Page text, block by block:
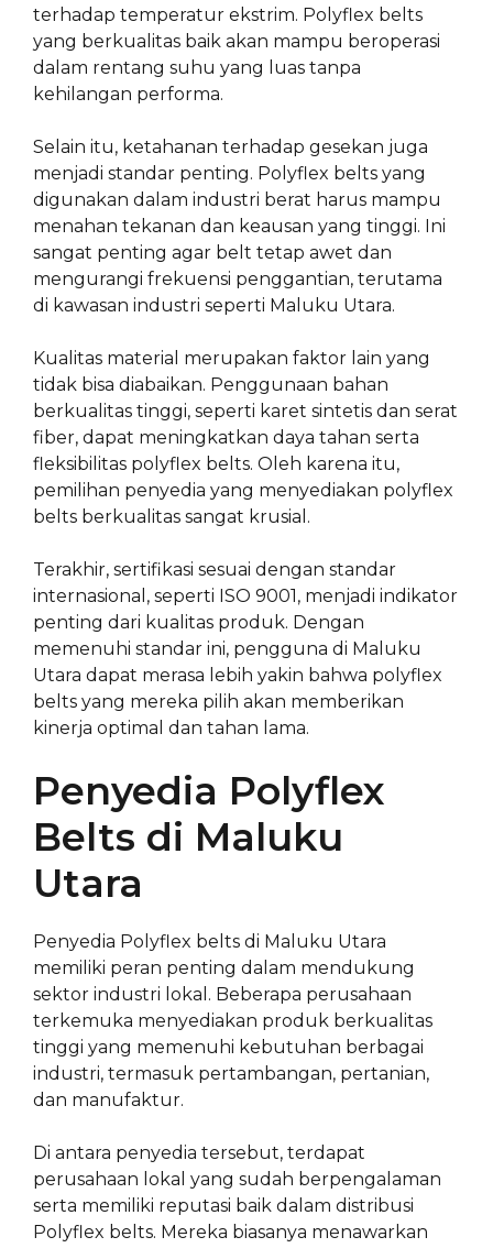
terhadap temperatur ekstrim. Polyflex belts
yang berkualitas baik akan mampu beroperasi
dalam rentang suhu yang luas tanpa
kehilangan performa.
Selain itu, ketahanan terhadap gesekan juga
menjadi standar penting. Polyflex belts yang
digunakan dalam industri berat harus mampu
menahan tekanan dan keausan yang tinggi. Ini
sangat penting agar belt tetap awet dan
mengurangi frekuensi penggantian, terutama
di kawasan industri seperti Maluku Utara.
Kualitas material merupakan faktor lain yang
tidak bisa diabaikan. Penggunaan bahan
berkualitas tinggi, seperti karet sintetis dan serat
fiber, dapat meningkatkan daya tahan serta
fleksibilitas polyflex belts. Oleh karena itu,
pemilihan penyedia yang menyediakan polyflex
belts berkualitas sangat krusial.
Terakhir, sertifikasi sesuai dengan standar
internasional, seperti ISO 9001, menjadi indikator
penting dari kualitas produk. Dengan
memenuhi standar ini, pengguna di Maluku
Utara dapat merasa lebih yakin bahwa polyflex
belts yang mereka pilih akan memberikan
kinerja optimal dan tahan lama.
Penyedia Polyflex
Belts di Maluku
Utara
Penyedia Polyflex belts di Maluku Utara
memiliki peran penting dalam mendukung
sektor industri lokal. Beberapa perusahaan
terkemuka menyediakan produk berkualitas
tinggi yang memenuhi kebutuhan berbagai
industri, termasuk pertambangan, pertanian,
dan manufaktur.
Di antara penyedia tersebut, terdapat
perusahaan lokal yang sudah berpengalaman
serta memiliki reputasi baik dalam distribusi
Polyflex belts. Mereka biasanya menawarkan